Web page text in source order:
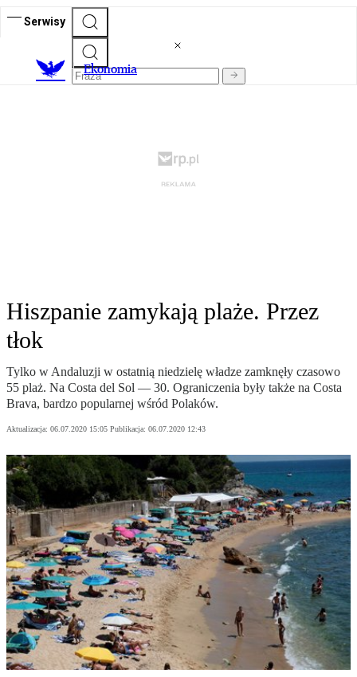
Serwisy
Ekonomia
Hiszpanie zamykają plaże. Przez
tłok
Tylko w Andaluzji w ostatnią niedzielę władze zamknęły czasowo
55 plaż. Na Costa del Sol — 30. Ograniczenia były także na Costa
Brava, bardzo popularnej wśród Polaków.
Aktualizacja: 06.07.2020 15:05 Publikacja: 06.07.2020 12:43